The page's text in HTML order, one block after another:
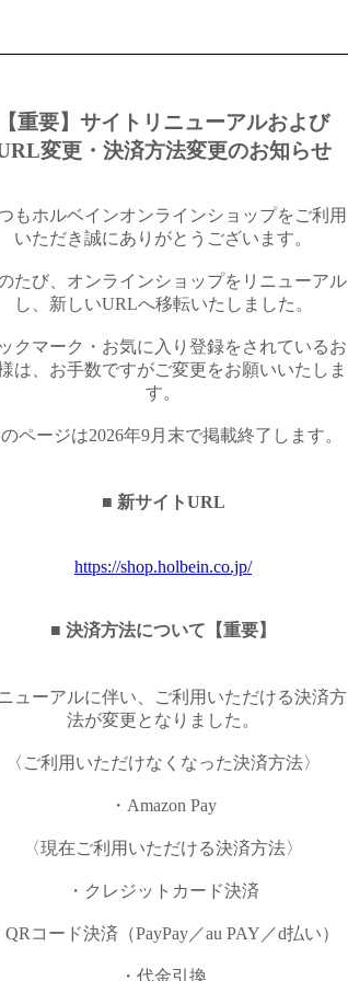
【重要】サイトリニューアルおよび
変更・決済方法変更のお知らせ
もホルベインオンラインショップをご利用
いただき誠にありがとうございます。
たび、オンラインショップをリニューアル
し、新しいURLへ移転いたしました。
クマーク・お気に入り登録をされているお
は、お手数ですがご変更をお願いいたしま
す。
ページは2026年9月末で掲載終了します。
■ 新サイトURL
https://shop.holbein.co.jp/
■ 決済方法について【重要】
ューアルに伴い、ご利用いただける決済方
法が変更となりました。
〈ご利用いただけなくなった決済方法〉
・Amazon Pay
〈現在ご利用いただける決済方法〉
・クレジットカード決済
QRコード決済（PayPay／au PAY／d払い）
・代金引換